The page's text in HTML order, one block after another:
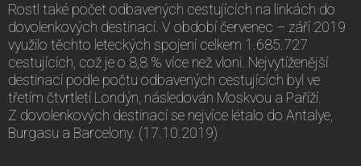
Rostl také počet odbavených cestujících na linkách do
dovolenkových destinací. V období červenec – září 2019
využilo těchto leteckých spojení celkem 1.685.727
cestujících, což je o 8,8 % více než vloni. Nejvytíženější
destinací podle počtu odbavených cestujících byl ve
třetím čtvrtletí Londýn, následován Moskvou a Paříží.
Z dovolenkových destinací se nejvíce létalo do Antalye,
Burgasu a Barcelony. (17.10.2019)